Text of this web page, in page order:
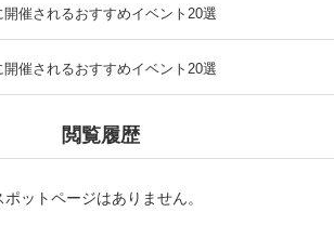
催されるおすすめイベント20選
催されるおすすめイベント20選
閲覧履歴
ットページはありません。